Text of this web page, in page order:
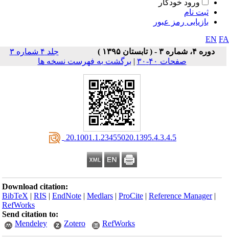
ورود خودکار
ثبت نام
بازیابی رمز عبور
EN
دوره ۴، شماره ۳ - ( تابستان ۱۳۹۵ )
جلد ۴ شماره ۳
صفحات ۴۰-۳۰
| برگشت به فهرست نسخه ها
‎ 20.1001.1.23455020.1395.4.3.4.5
Download citation:
BibTeX |RIS |EndNote |Medlars |ProCite |Reference Manager
RefWorks
Send citation to:
Mendeley
Zotero RefWorks